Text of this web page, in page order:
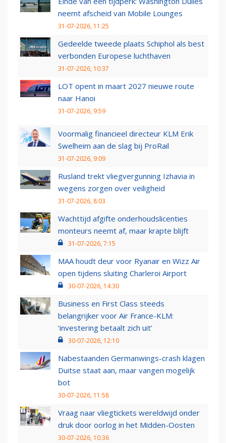
neemt afscheid van Mobile Lounges
31-07-2026, 11:25
Gedeelde tweede plaats Schiphol als best
verbonden Europese luchthaven
31-07-2026, 10:37
LOT opent in maart 2027 nieuwe route
naar Hanoi
31-07-2026, 9:59
Voormalig financieel directeur KLM Erik
Swelheim aan de slag bij ProRail
31-07-2026, 9:09
Rusland trekt vliegvergunning Izhavia in
wegens zorgen over veiligheid
31-07-2026, 8:03
Wachttijd afgifte onderhoudslicenties
monteurs neemt af, maar krapte blijft
31-07-2026, 7:15
MAA houdt deur voor Ryanair en Wizz Air
open tijdens sluiting Charleroi Airport
30-07-2026, 14:30
Business en First Class steeds
belangrijker voor Air France-KLM:
‘investering betaalt zich uit’
30-07-2026, 12:10
Nabestaanden Germanwings-crash klagen
Duitse staat aan, maar vangen mogelijk
bot
30-07-2026, 11:58
Vraag naar vliegtickets wereldwijd onder
druk door oorlog in het Midden-Oosten
30-07-2026, 10:36